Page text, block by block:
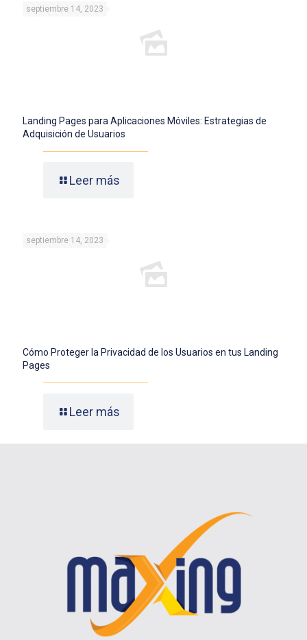
septiembre 14, 2023
Landing Pages para Aplicaciones Móviles: Estrategias de
Adquisición de Usuarios
Leer más
septiembre 14, 2023
Cómo Proteger la Privacidad de los Usuarios en tus Landing
Pages
Leer más